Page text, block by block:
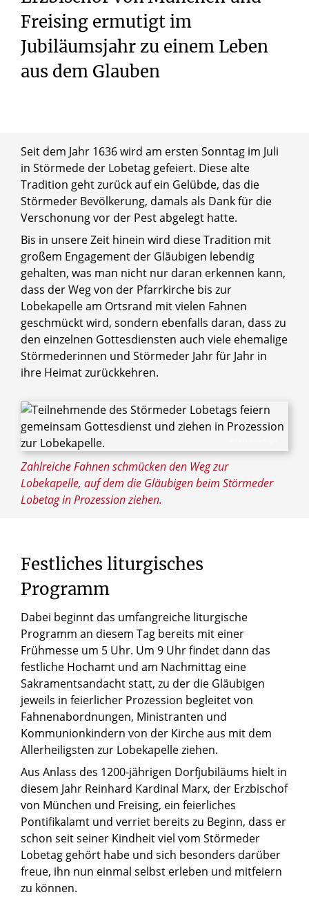
Freising ermutigt im
Jubiläumsjahr zu einem Leben
aus dem Glauben
Zahlreiche Fahnen schmücken den Weg zur
Lobekapelle, auf dem die Gläubigen beim Störmeder
Lobetag in Prozession ziehen.
Seit dem Jahr 1636 wird am ersten Sonntag im Juli
in Störmede der Lobetag gefeiert. Diese alte
Tradition geht zurück auf ein Gelübde, das die
Störmeder Bevölkerung, damals als Dank für die
Verschonung vor der Pest abgelegt hatte.
Bis in unsere Zeit hinein wird diese Tradition mit
großem Engagement der Gläubigen lebendig
gehalten, was man nicht nur daran erkennen kann,
dass der Weg von der Pfarrkirche bis zur
Lobekapelle am Ortsrand mit vielen Fahnen
geschmückt wird, sondern ebenfalls daran, dass zu
den einzelnen Gottesdiensten auch viele ehemalige
Störmederinnen und Störmeder Jahr für Jahr in
ihre Heimat zurückkehren.
Festliches liturgisches
Programm
Dabei beginnt das umfangreiche liturgische
Programm an diesem Tag bereits mit einer
Frühmesse um 5 Uhr. Um 9 Uhr findet dann das
festliche Hochamt und am Nachmittag eine
Sakramentsandacht statt, zu der die Gläubigen
jeweils in feierlicher Prozession begleitet von
Fahnenabordnungen, Ministranten und
Kommunionkindern von der Kirche aus mit dem
Allerheiligsten zur Lobekapelle ziehen.
Aus Anlass des 1200-jährigen Dorfjubiläums hielt in
diesem Jahr Reinhard Kardinal Marx, der Erzbischof
von München und Freising, ein feierliches
Pontifikalamt und verriet bereits zu Beginn, dass er
schon seit seiner Kindheit viel vom Störmeder
Lobetag gehört habe und sich besonders darüber
freue, ihn nun einmal selbst erleben und mitfeiern
zu können.